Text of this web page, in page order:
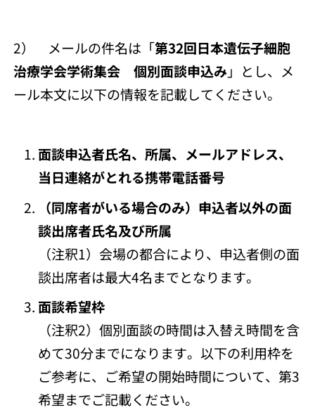
2） メールの件名は「第32回日本遺伝子細胞
治療学会学術集会 個別面談申込み 」とし、メ
ール本文に以下の情報を記載してください。
面談申込者氏名、所属、メールアドレス、
当日連絡がとれる携帯電話番号
（同席者がいる場合のみ）申込者以外の面
談出席者氏名及び所属
​（注釈1）会場の都合により、申込者側の面
談出席者は最大4名までとなります。
面談希望枠
​（注釈2）個別面談の時間は入替え時間を含
めて30分までになります。以下の利用枠を
ご参考に、ご希望の開始時間について、第3
希望までご記載ください。